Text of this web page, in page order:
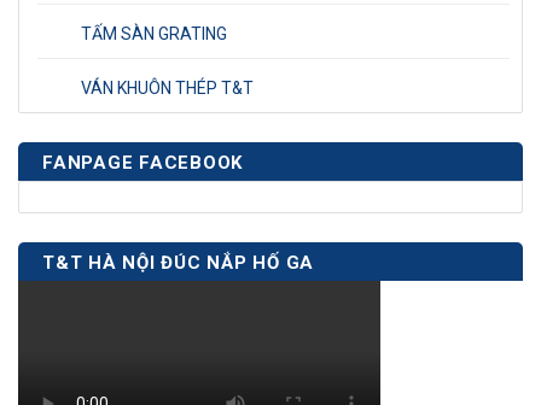
TẤM SÀN GRATING
VÁN KHUÔN THÉP T&T
FANPAGE FACEBOOK
T&T HÀ NỘI ĐÚC NẮP HỐ GA